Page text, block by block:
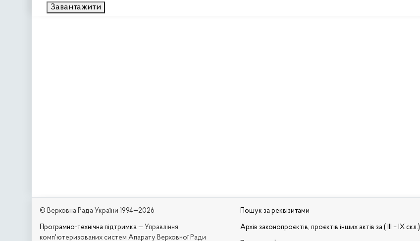
Завантажити
© Верховна Рада України 1994—2026
Програмно-технічна підтримка — Управління
комп'ютеризованих систем Апарату Верховної Ради
Пошук за реквізитами
Архів законопроєктів, проєктів інших актів за ( III – IX скл.)